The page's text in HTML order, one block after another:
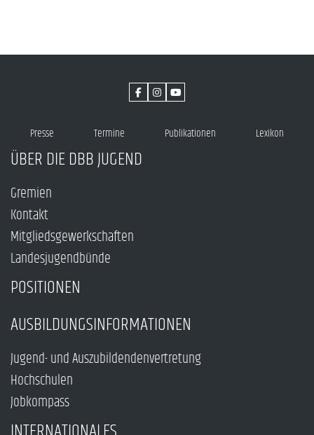
Presse Termine Publikationen Lexikon
ÜBER DIE DBB JUGEND
Gremien
Kontakt
Mitgliedsgewerkschaften
Landesjugendbünde
POSITIONEN
AUSBILDUNGSINFORMATIONEN
Jugend- und Auszubildendenvertretung
Hochschulen
Jobkompass